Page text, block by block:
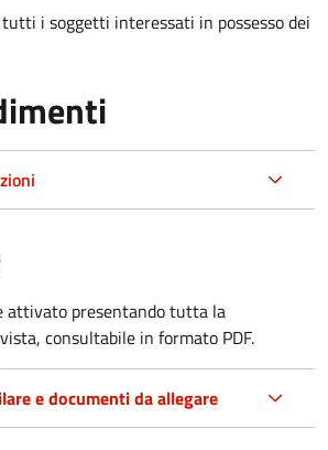
i soggetti interessati in possesso dei
attivato presentando tutta la
consultabile in formato PDF.
e documenti da allegare